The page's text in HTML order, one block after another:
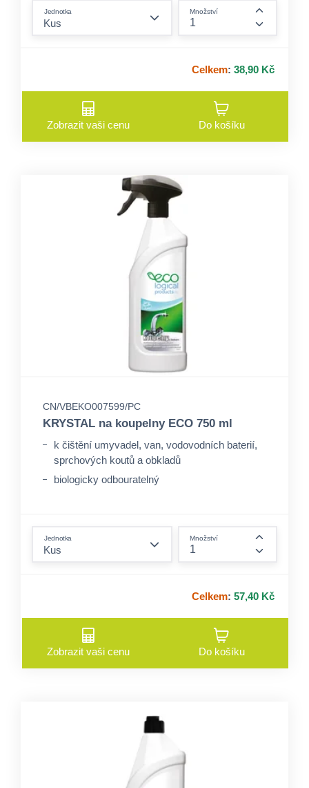
Pomáhá odstraňovat usazeniny a skvrny.
Jednotka Množství
Celkem: 38,90 Kč
Zobrazit vaši cenu Do košíku
CN/VBEKO007599/PC
KRYSTAL na koupelny ECO 750 ml
k čištění umyvadel, van, vodovodních baterií,
sprchových koutů a obkladů
biologicky odbouratelný
Jednotka Množství
Celkem: 57,40 Kč
Zobrazit vaši cenu Do košíku